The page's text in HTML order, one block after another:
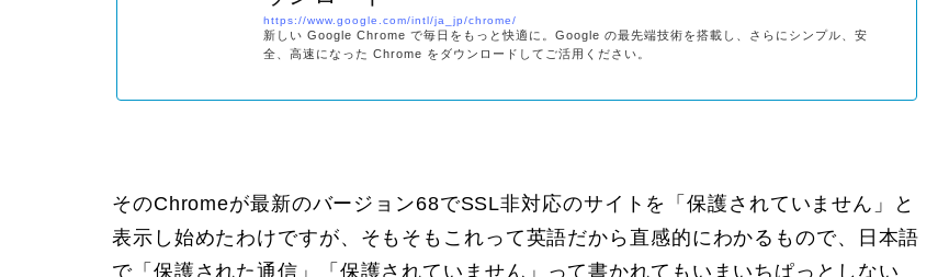
https://www.google.com/intl/ja_jp/chrome/
新しい Google Chrome で毎日をもっと快適に。Google の最先端技術を搭載し、さらにシンプル、安
全、高速になった Chrome をダウンロードしてご活用ください。
そのChromeが最新のバージョン68でSSL非対応のサイトを「保護されていません 」と
表示し始めたわけですが、そもそもこれって英語だから直感的にわかるもので、日本語
で「 保護された通信 」「 保護されていません 」って書かれてもいまいちぱっとしない